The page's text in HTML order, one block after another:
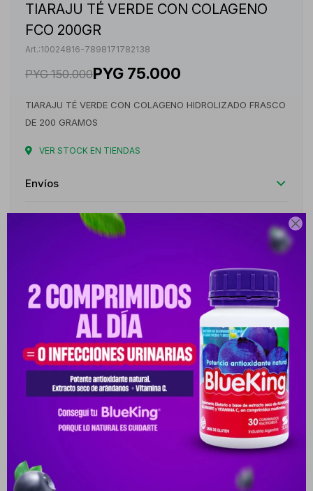

TIARAJU TÉ VERDE CON COLAGENO
FCO 200GR
10024816-7898171782138
PYG 150.000PYG 75.000
TIARAJU TÉ VERDE CON COLAGENO HIDROLIZADO FRASCO
DE 200 GRAMOS
VER STOCK EN TIENDAS
Envíos
Cambios y Devoluciones
Descripción
COMPLEMENTO ALIMENTICIO EN POLVO FORMULADO CON TÉ
VERDE Y COLÁGENO HIDROLIZADO, IDEAL PARA QUIENES BUSCAN
APOYAR LA SALUD DE LA